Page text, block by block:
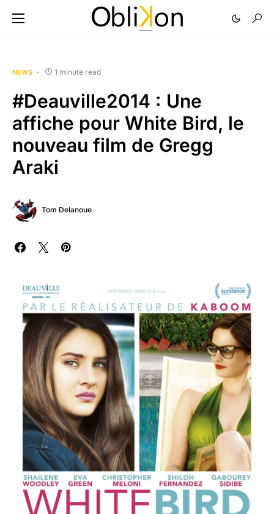
NEWS 1 minute read
#Deauville2014 : Une
affiche pour White Bird, le
nouveau film de Gregg
Araki
Tom Delanoue